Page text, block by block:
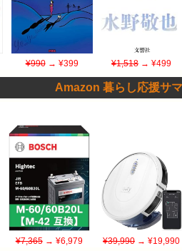
¥990→ ¥399 ¥1,518 → ¥499
Amazon 暮らし応援サ
¥7,365→ ¥6,979 ¥39,990→ ¥19,990